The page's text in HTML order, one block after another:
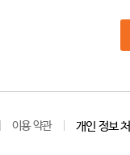
이용 약관 개인 정보